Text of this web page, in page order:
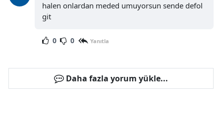
halen onlardan meded umuyorsun sende defol
git
0 0 Yanıtla
Daha fazla yorum yükle...